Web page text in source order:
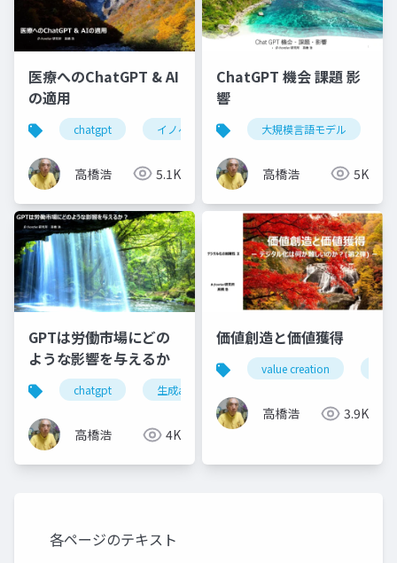
医療へのChatGPT & AI
の適用
chatgpt イノベーション ヘルスケア
高橋浩 5.1K
ChatGPT 機会 課題 影
響
大規模言語モデル
高橋浩 5K
GPTは労働市場にどの
ような影響を与えるか
chatgpt 生成aiツール
高橋浩 4K
価値創造と価値獲得
value creation
高橋浩 3.9K
各ページのテキスト